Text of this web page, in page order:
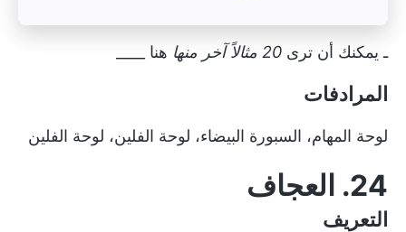
ـ يمكنك أن ترى 20 مثالاً آخر منها هنا ____
المرادفات
لوحة المهام، السبورة البيضاء، لوحة الفلين، لوحة الفلين
24. العجاف
التعريف